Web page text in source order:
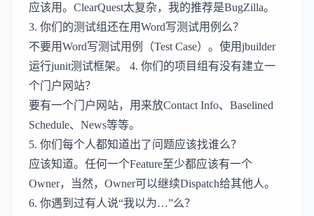
应该用。ClearQuest太复杂，我的推荐是BugZilla。
3. 你们的测试组还在用Word写测试用例么？
不要用Word写测试用例（Test Case）。使用jbuilder
运行junit测试框架。 4. 你们的项目组有没有建立一
个门户网站？
要有一个门户网站，用来放Contact Info、Baselined
Schedule、News等等。
5. 你们每个人都知道出了问题应该找谁么？
应该知道。任何一个Feature至少都应该有一个
Owner，当然，Owner可以继续Dispatch给其他人。
6. 你遇到过有人说“我以为…”么？